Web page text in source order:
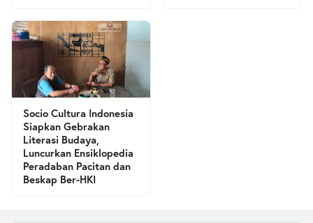
Socio Cultura Indonesia
Siapkan Gebrakan
Literasi Budaya,
Luncurkan Ensiklopedia
Peradaban Pacitan dan
Beskap Ber-HKI